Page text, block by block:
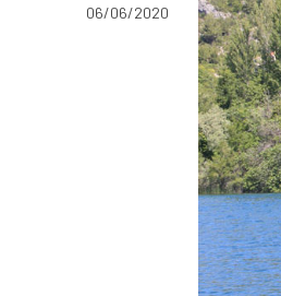
06/06/2020